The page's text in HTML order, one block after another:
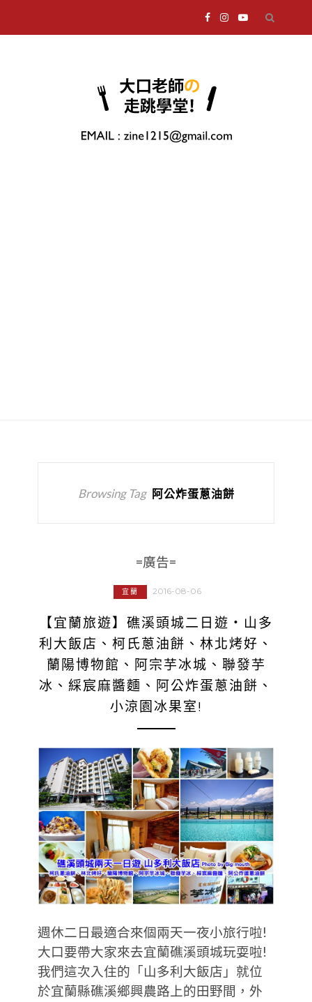
Browsing Tag 阿公炸蛋蔥油餅
=廣告=
宜蘭 2016-08-06
【宜蘭旅遊】礁溪頭城二日遊‧山多
利大飯店、柯氏蔥油餅、林北烤好、
蘭陽博物館、阿宗芋冰城、聯發芋
冰、綵宸麻醬麵、阿公炸蛋蔥油餅、
小涼園冰果室!
週休二日最適合來個兩天一夜小旅行啦!
大口要帶大家來去宜蘭礁溪頭城玩耍啦!
我們這次入住的「山多利大飯店」就位
於宜蘭縣礁溪鄉興農路上的田野間，外